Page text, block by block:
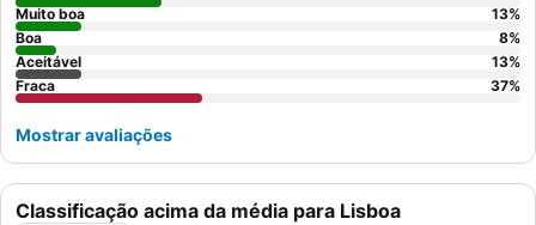
Classificação acima da média para Lisboa
Muito boa
13%
Boa
8%
Aceitável
13%
Fraca
37%
Mostrar avaliações